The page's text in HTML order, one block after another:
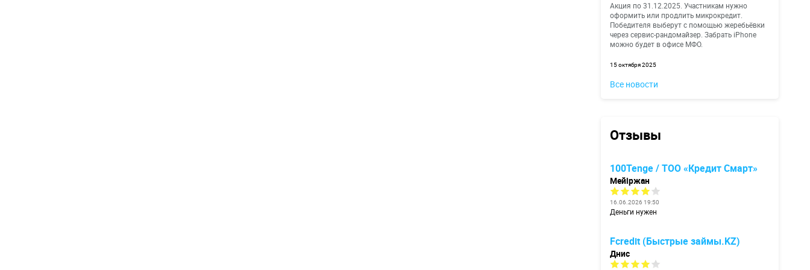
Акция по 31.12.2025. Участникам нужно
оформить или продлить микрокредит.
Победителя выберут с помощью жеребьёвки
через сервис-рандомайзер. Забрать iPhone
можно будет в офисе МФО.
15 октября 2025
Все новости
Отзывы
100Tenge / ТОО «Кредит Смарт»
Мейіржан
16.06.2026 19:50
Деньги нужен
Fcredit (Быстрые займы.KZ)
Днис